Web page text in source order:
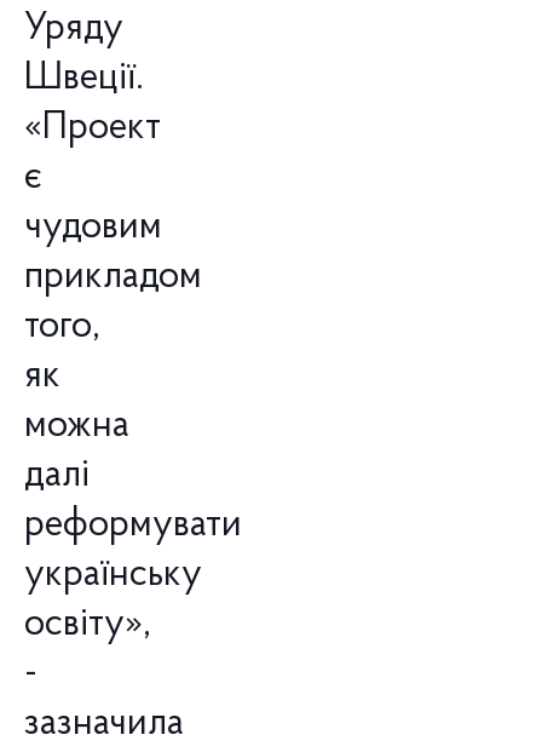
Уряду
Швеції.
«Проект
є
чудовим
прикладом
того,
як
можна
далі
реформувати
українську
освіту»,
-
зазначила